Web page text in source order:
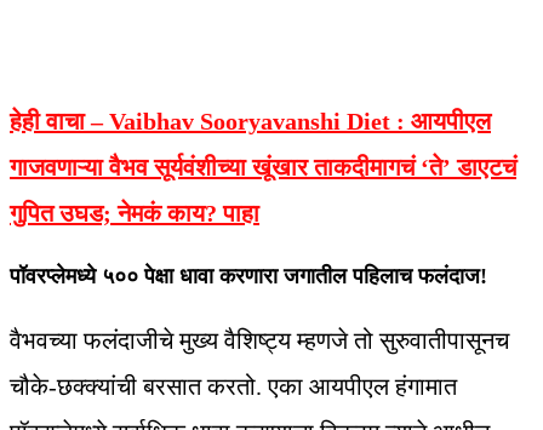
हेही वाचा – Vaibhav Sooryavanshi Diet : आयपीएल
गाजवणाऱ्या वैभव सूर्यवंशीच्या खूंखार ताकदीमागचं ‘ते’ डाएटचं
गुपित उघड; नेमकं काय? पाहा
पॉवरप्लेमध्ये ५०० पेक्षा धावा करणारा जगातील पहिलाच फलंदाज!
वैभवच्या फलंदाजीचे मुख्य वैशिष्ट्य म्हणजे तो सुरुवातीपासूनच
चौके-छक्क्यांची बरसात करतो. एका आयपीएल हंगामात